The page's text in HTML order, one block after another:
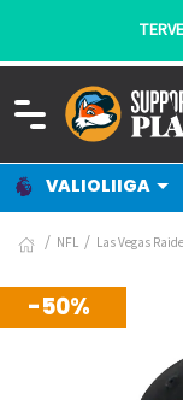
VALIOLIIGA
NFL Las Vegas
-50%